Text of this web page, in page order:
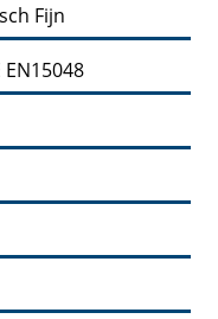
Fijn
EN15048